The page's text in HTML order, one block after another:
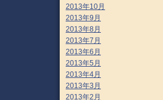
2013年10月
2013年9月
2013年8月
2013年7月
2013年6月
2013年5月
2013年4月
2013年3月
2013年2月